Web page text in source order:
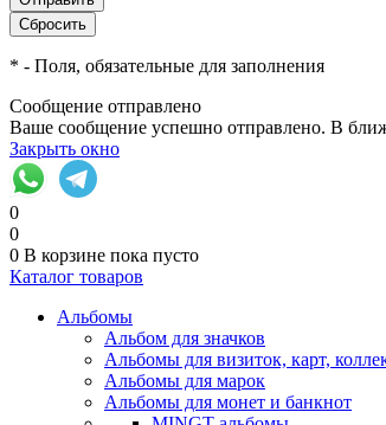
* - Поля, обязательные для заполнения
Сообщение отправлено
Ваше сообщение успешно отправлено. В
Закрыть окно
0
0
0 В корзине пока пусто
Каталог товаров
Альбомы
Альбом для значков
Альбомы для визиток, карт,
Альбомы для марок
Альбомы для монет и банкнот